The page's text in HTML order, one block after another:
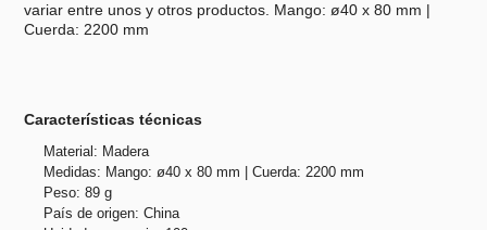
variar entre unos y otros productos. Mango: ø40 x 80 mm |
Cuerda: 2200 mm
Características técnicas
Material: Madera
Medidas: Mango: ø40 x 80 mm | Cuerda: 2200 mm
Peso: 89 g
País de origen: China